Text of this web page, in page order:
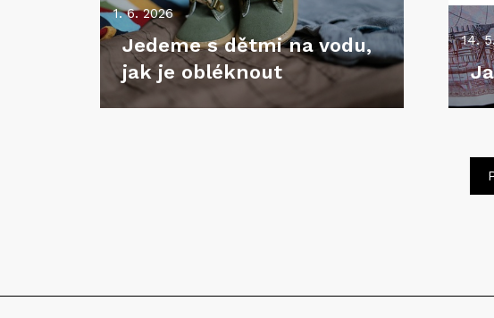
1. 6. 2026
Jedeme s dětmi na vodu,
jak je obléknout
14.